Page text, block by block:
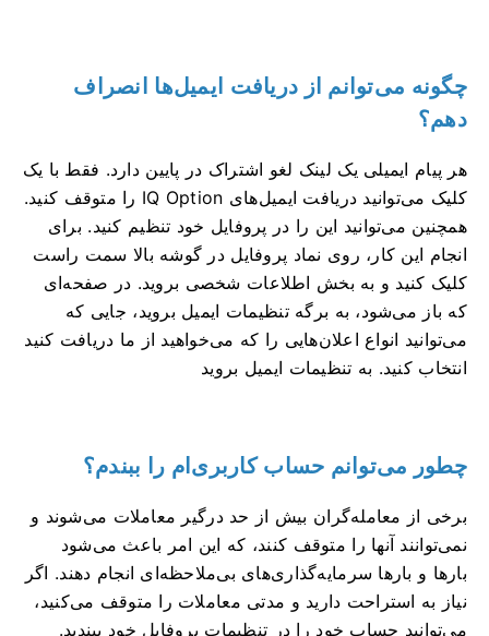
چگونه می‌توانم از دریافت ایمیل‌ها انصراف
دهم؟
هر پیام ایمیلی یک لینک لغو اشتراک در پایین دارد. فقط با یک
کلیک می‌توانید دریافت ایمیل‌های IQ Option را متوقف کنید.
همچنین می‌توانید این را در پروفایل خود تنظیم کنید. برای
انجام این کار، روی نماد پروفایل در گوشه بالا سمت راست
کلیک کنید و به بخش اطلاعات شخصی بروید. در صفحه‌ای
که باز می‌شود، به برگه تنظیمات ایمیل بروید، جایی که
می‌توانید انواع اعلان‌هایی را که می‌خواهید از ما دریافت کنید
انتخاب کنید. به تنظیمات ایمیل بروید
چطور می‌توانم حساب کاربری‌ام را ببندم؟
برخی از معامله‌گران بیش از حد درگیر معاملات می‌شوند و
نمی‌توانند آنها را متوقف کنند، که این امر باعث می‌شود
بارها و بارها سرمایه‌گذاری‌های بی‌ملاحظه‌ای انجام دهند. اگر
نیاز به استراحت دارید و مدتی معاملات را متوقف می‌کنید،
می‌توانید حساب خود را در تنظیمات پروفایل خود ببندید.